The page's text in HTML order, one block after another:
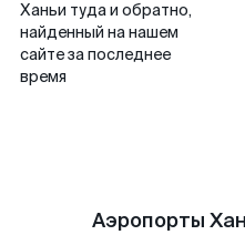
Ханьи туда и обратно,
найденный на нашем
сайте за последнее
время
Аэропорты